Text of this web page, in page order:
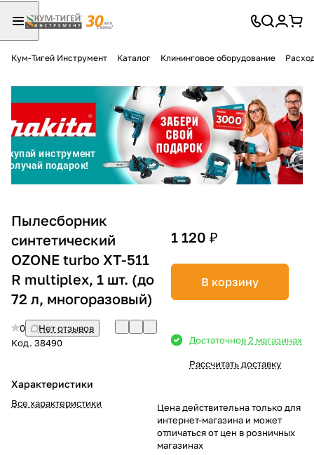
Кум-Тигей Инструмент Каталог Клининговое оборудование
Пылесборник
синтетический
OZONE turbo XT-511
R multiplex, 1 шт. (до
72 л, многоразовый)
0
Нет отзывов
Код. 38490
Характеристики
Все характеристики
1 120 ₽
В корзину
Достаточнов 2 магазинах
Рассчитать доставку
Цена действительна только для
интернет-магазина и может
отличаться от цен в розничных
магазинах
Разбейте
оплатуна части
без переплат
График платежей
Сегодня
Добавляйте товары
Оплачивайте сегодня только
% картой любого банка